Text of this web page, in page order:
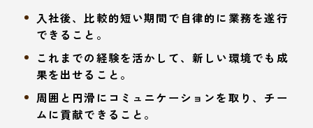
入社後、比較的短い期間で自律的に業務を遂行
できること。
これまでの経験を活かして、新しい環境でも成
果を出せること。
周囲と円滑にコミュニケーションを取り、チー
ムに貢献できること。